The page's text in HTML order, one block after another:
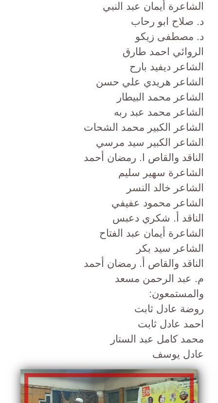
الشاعرة أيمان عبد النبي
د. صلاح ابو رحاب
د. مصطفى زيكو
الروائي احمد طارق
الشاعر ديفيد بارح
الشاعر هريدي علي حسن
الشاعر محمد البيطار
الشاعر محمد عبد ربه
الشاعر الكبير محمد الشحات
الشاعر الكبير سيد مرسي
الناقد والقاص ا. رمضان أحمد
الشاعرة سهير سليم
الشاعر خالد النسر
الشاعر محمود عفيفي
الناقد أ. شكري دعبس
الشاعرة أيمان عبد الفتاح
الشاعر سيد بكر
الناقد والقاص أ. رمضان أحمد
م. عبد الرحمن مسعد
والمستمعون:
روضة عادل ثابت
احمد عادل ثابت
محمد كامل عبد الستار
عادل يوسف